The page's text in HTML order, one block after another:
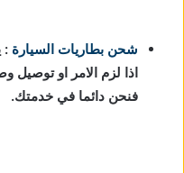
شحن بطاريات السيارة :
اذا لزم الامر او
فنحن دائما في خدمتك.